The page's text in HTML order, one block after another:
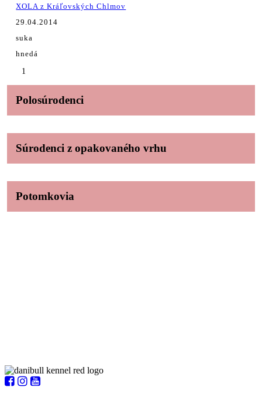
XOLA z Kráľovských Chlmov
29.04.2014
suka
hnedá
1
Polosúrodenci
Súrodenci z opakovaného vrhu
Potomkovia